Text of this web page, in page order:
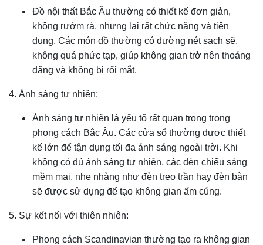
Đồ nội thất Bắc Âu thường có thiết kế đơn giản,
không rườm rà, nhưng lại rất chức năng và tiện
dụng. Các món đồ thường có đường nét sạch sẽ,
không quá phức tạp, giúp không gian trở nên thoáng
đãng và không bị rối mắt.
4. Ánh sáng tự nhiên:
Ánh sáng tự nhiên là yếu tố rất quan trọng trong
phong cách Bắc Âu. Các cửa sổ thường được thiết
kế lớn để tận dụng tối đa ánh sáng ngoài trời. Khi
không có đủ ánh sáng tự nhiên, các đèn chiếu sáng
mềm mại, nhẹ nhàng như đèn treo trần hay đèn bàn
sẽ được sử dụng để tạo không gian ấm cúng.
5. Sự kết nối với thiên nhiên:
Phong cách Scandinavian thường tạo ra không gian